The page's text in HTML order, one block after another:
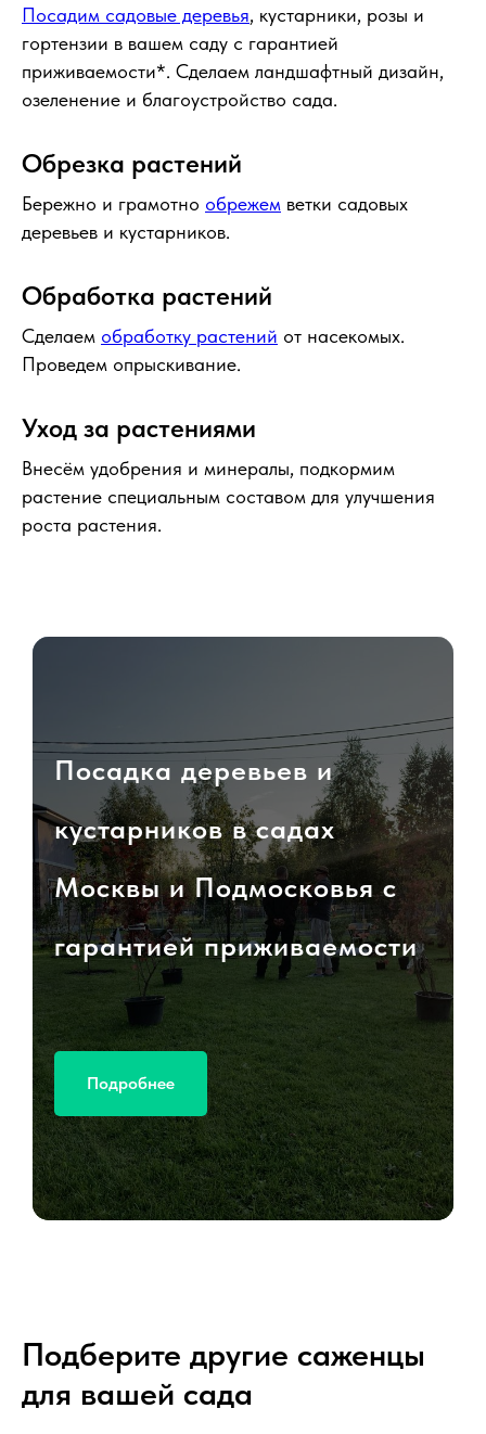
Посадим садовые деревья, кустарники, розы и
гортензии в вашем саду с гарантией
приживаемости*. Сделаем ландшафтный дизайн,
озеленение и благоустройство сада.
Обрезка растений
Бережно и грамотно обрежем ветки садовых
деревьев и кустарников.
Обработка растений
Сделаем обработку растений от насекомых.
Проведем опрыскивание.
Уход за растениями
Внесём удобрения и минералы, подкормим
растение специальным составом для улучшения
роста растения.
Посадка деревьев и
кустарников в садах
Москвы и Подмосковья с
гарантией приживаемости
Подробнее
Подберите другие саженцы
для вашей сада